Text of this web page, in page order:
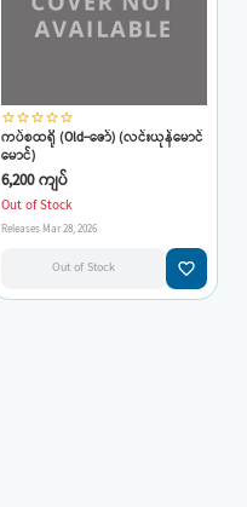
star_borderstar_borderstar_borderstar_borderstar_border
ကပ်စထရို (Old-ဇော်) (လင်းယုန်မောင်
မောင်)
6,200 ကျပ်
Out of Stock
Releases Mar 28, 2026
Out of Stock favorite_border